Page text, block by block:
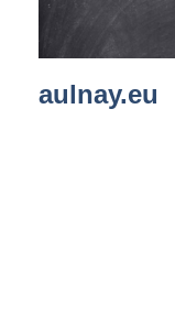
aulnay.eu